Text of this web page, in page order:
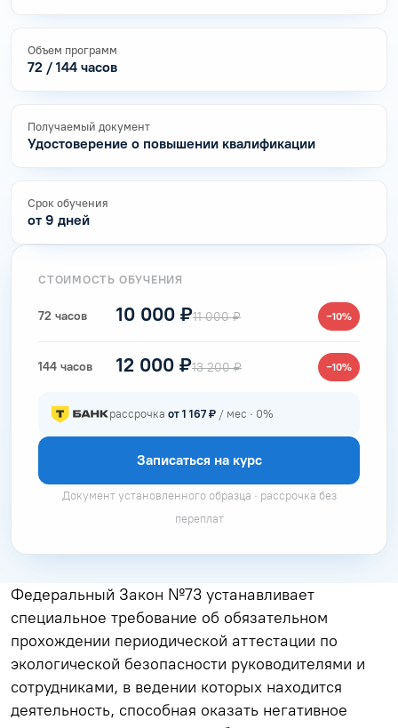
Объем программ
72 / 144 часов
Получаемый документ
Удостоверение о повышении квалификации
Срок обучения
от 9 дней
СТОИМОСТЬ ОБУЧЕНИЯ
72 часов 10 000 ₽11 000 ₽ −10%
144 часов 12 000 ₽13 200 ₽ −10%
рассрочка от 1 167 ₽ / мес · 0%
Записаться на курс
Документ установленного образца · рассрочка без
переплат
Федеральный Закон №73 устанавливает
специальное требование об обязательном
прохождении периодической аттестации по
экологической безопасности руководителями и
сотрудниками, в ведении которых находится
деятельность, способная оказать негативное